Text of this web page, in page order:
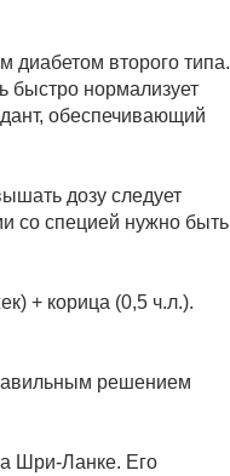
второго типа.
быстро нормализует
обеспечивающий
дозу следует
со специей нужно быть
+ корица (0,5 ч.л.).
решением
Шри-Ланке. Его